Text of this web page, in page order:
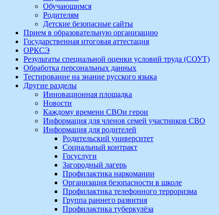
Обучающимся
Родителям
Детские безопасные сайты
Прием в образовательную организацию
Государственная итоговая аттестация
ОРКСЭ
Результаты специальной оценки условий труда (СОУТ)
Обработка персональных данных
Тестирование на знание русского языка
Другие разделы
Инновационная площадка
Новости
Каждому времени СВОи герои
Информация для членов семей участников СВО
Информация для родителей
Родительский университет
Социальный контракт
Госуслуги
Загородный лагерь
Профилактика наркомании
Организация безопасности в школе
Профилактика телефонного терроризма
Группа раннего развития
Профилактика туберкулёза